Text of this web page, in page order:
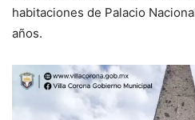
habitaciones de Palacio
años.